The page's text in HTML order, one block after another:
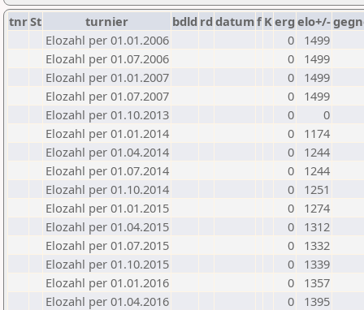
tnrSt turnier bdld rd datumf Kerg elo+/-
Elozahl per 01.01.2006
0
1499
Elozahl per 01.07.2006
0
1499
Elozahl per 01.01.2007
0
1499
Elozahl per 01.07.2007
0
1499
Elozahl per 01.10.2013
0
0
Elozahl per 01.01.2014
0
1174
Elozahl per 01.04.2014
0
1244
Elozahl per 01.07.2014
0
1244
Elozahl per 01.10.2014
0
1251
Elozahl per 01.01.2015
0
1274
Elozahl per 01.04.2015
0
1312
Elozahl per 01.07.2015
0
1332
Elozahl per 01.10.2015
0
1339
Elozahl per 01.01.2016
0
1357
Elozahl per 01.04.2016
0
1395